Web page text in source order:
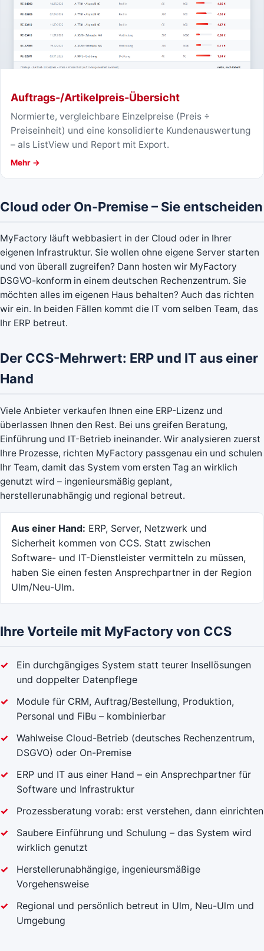
Auftrags-/Artikelpreis-Übersicht
Normierte, vergleichbare Einzelpreise (Preis ÷
Preiseinheit) und eine konsolidierte Kundenauswertung
– als ListView und Report mit Export.
Mehr →
Cloud oder On-Premise – Sie entscheiden
MyFactory läuft webbasiert in der Cloud oder in Ihrer
eigenen Infrastruktur. Sie wollen ohne eigene Server starten
und von überall zugreifen? Dann hosten wir MyFactory
DSGVO-konform in einem deutschen Rechenzentrum. Sie
möchten alles im eigenen Haus behalten? Auch das richten
wir ein. In beiden Fällen kommt die IT vom selben Team, das
Ihr ERP betreut.
Der CCS-Mehrwert: ERP und IT aus einer
Hand
Viele Anbieter verkaufen Ihnen eine ERP-Lizenz und
überlassen Ihnen den Rest. Bei uns greifen Beratung,
Einführung und IT-Betrieb ineinander. Wir analysieren zuerst
Ihre Prozesse, richten MyFactory passgenau ein und schulen
Ihr Team, damit das System vom ersten Tag an wirklich
genutzt wird – ingenieursmäßig geplant,
herstellerunabhängig und regional betreut.
Aus einer Hand: ERP, Server, Netzwerk und
Sicherheit kommen von CCS. Statt zwischen
Software- und IT-Dienstleister vermitteln zu müssen,
haben Sie einen festen Ansprechpartner in der Region
Ulm/Neu-Ulm.
Ihre Vorteile mit MyFactory von CCS
Ein durchgängiges System statt teurer Insellösungen
und doppelter Datenpflege
Module für CRM, Auftrag/Bestellung, Produktion,
Personal und FiBu – kombinierbar
Wahlweise Cloud-Betrieb (deutsches Rechenzentrum,
DSGVO) oder On-Premise
ERP und IT aus einer Hand – ein Ansprechpartner für
Software und Infrastruktur
Prozessberatung vorab: erst verstehen, dann einrichten
Saubere Einführung und Schulung – das System wird
wirklich genutzt
Herstellerunabhängige, ingenieursmäßige
Vorgehensweise
Regional und persönlich betreut in Ulm, Neu-Ulm und
Umgebung